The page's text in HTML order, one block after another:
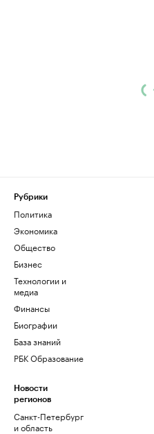
Рубрики
Политика
Экономика
Общество
Бизнес
Технологии и
медиа
Финансы
Биографии
База знаний
РБК Образование
Новости
регионов
Санкт-Петербург
и область